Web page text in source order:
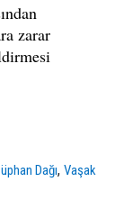
zarar
Dağı,Vaşak